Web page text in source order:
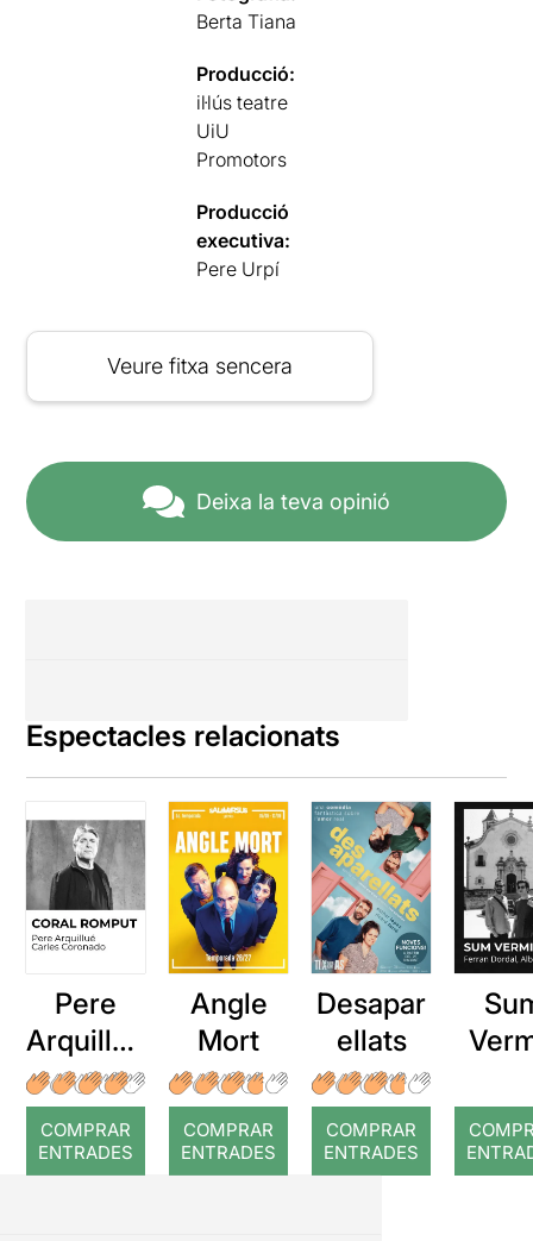
Berta Tiana
Producció:
il·lús teatre
UiU
Promotors
Producció
executiva:
Pere Urpí
Veure fitxa sencera
Deixa la teva opinió
Espectacles relacionats
Pere
Arquillué
: Coral
romput
COMPRAR
ENTRADES
Angle
Mort
COMPRAR
ENTRADES
Desapar
ellats
COMPRAR
ENTRADES